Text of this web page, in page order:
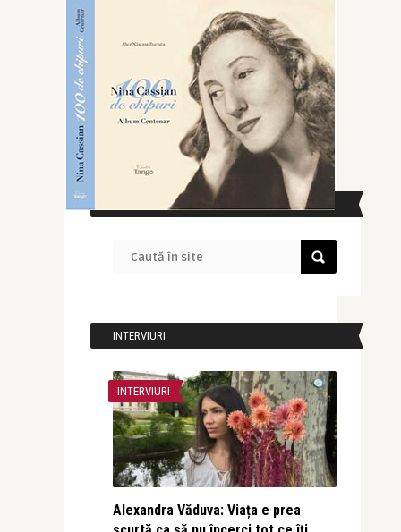
CAUTĂ ÎN SITE
INTERVIURI
INTERVIURI
Alexandra Văduva: Viața e prea